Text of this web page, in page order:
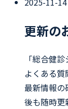
更新の
「総合健
よくある質
最新情報の
後も随時更